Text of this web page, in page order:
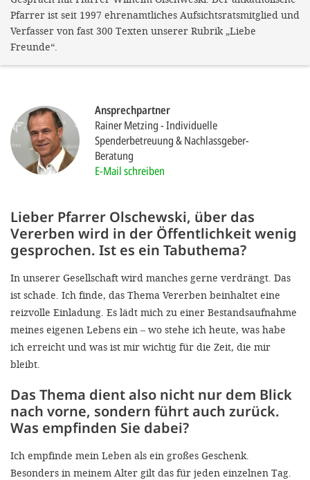
Pfarrer ist seit 1997 ehrenamtliches Aufsichtsratsmitglied und
Verfasser von fast 300 Texten unserer Rubrik „Liebe
Freunde“.
Ansprechpartner
Rainer Metzing Individuelle
Spenderbetreuung & Nachlassgeber-
Beratung
E-Mail schreiben
Lieber Pfarrer Olschewski, über das
Vererben wird in der Öffentlichkeit wenig
gesprochen. Ist es ein Tabuthema?
In unserer Gesellschaft wird manches gerne verdrängt. Das
ist schade. Ich finde, das Thema Vererben beinhaltet eine
reizvolle Einladung. Es lädt mich zu einer Bestandsaufnahme
meines eigenen Lebens ein – wo stehe ich heute, was habe
ich erreicht und was ist mir wichtig für die Zeit, die mir
bleibt.
Das Thema dient also nicht nur dem Blick
nach vorne, sondern führt auch zurück.
Was empfinden Sie dabei?
Ich empfinde mein Leben als ein großes Geschenk.
Besonders in meinem Alter gilt das für jeden einzelnen Tag.